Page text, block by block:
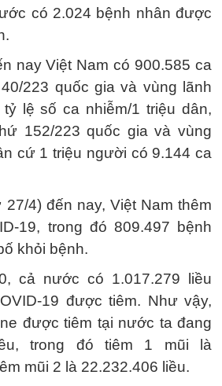
có 2.024 bệnh nhân được
nay Việt Nam có 900.585 ca
223 quốc gia và vùng lãnh
lệ số ca nhiễm/1 triệu dân,
152/223 quốc gia và vùng
cứ 1 triệu người có 9.144 ca
4) đến nay, Việt Nam thêm
19, trong đó 809.497 bệnh
khỏi bệnh.
cả nước có 1.017.279 liều
19 được tiêm. Như vậy,
được tiêm tại nước ta đang
trong đó tiêm 1 mũi là
mũi 2 là 22.232.406 liều.